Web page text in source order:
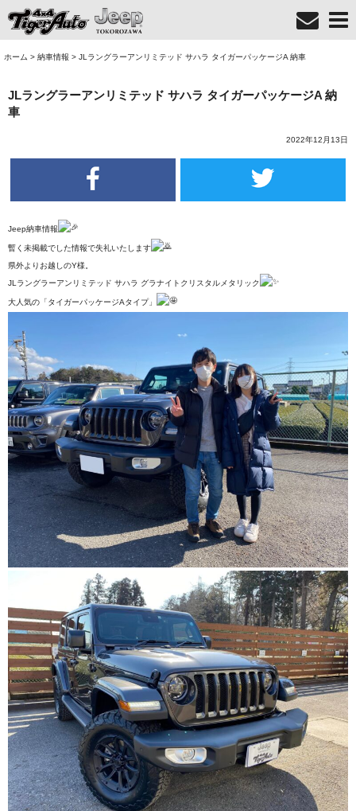
ホーム > 納車情報 > JLラングラーアンリミテッド サハラ タイガーパッケージA 納車
JLラングラーアンリミテッド サハラ タイガーパッケージA 納
車
2022年12月13日
Jeep納車情報
暫く未掲載でした情報で失礼いたします
県外よりお越しのY様。
JLラングラーアンリミテッド サハラ グラナイトクリスタルメタリック
大人気の「タイガーパッケージAタイプ」